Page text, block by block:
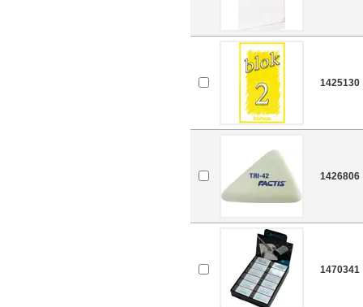
1425130
1426806
1470341